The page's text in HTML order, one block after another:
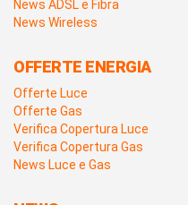
News ADSL e Fibra
News Wireless
OFFERTE ENERGIA
Offerte Luce
Offerte Gas
Verifica Copertura Luce
Verifica Copertura Gas
News Luce e Gas